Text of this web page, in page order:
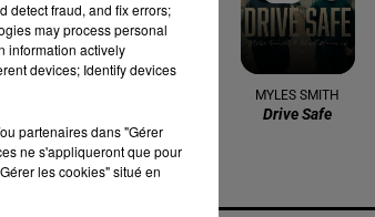
AVA MAX
Forever Young
MYLES SMITH
Drive Safe
detect fraud, and fix errors;
may process personal
information actively
devices; Identify devices
partenaires dans "Gérer
ne s'appliqueront que pour
les cookies" situé en